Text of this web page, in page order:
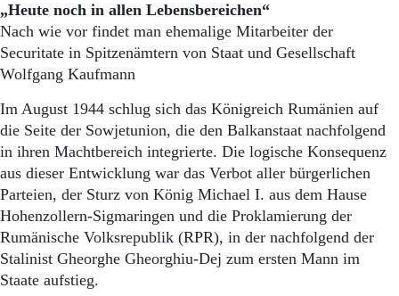
Start
Wer wir sind
Aktuelle Ausgabe
Abonnenten-Login
Gesellschaft
Leben
Geschichte
Berlin-Brandenburg
Schlesien
Danzig und Westpreußen
Bücher
„Heute noch in allen Lebensbereichen“
Nach wie vor findet man ehemalige Mitarbeiter der
Securitate in Spitzenämtern von Staat und Gesellschaft
Wolfgang Kaufmann
Im August 1944 schlug sich das Königreich Rumänien auf
die Seite der Sowjetunion, die den Balkanstaat nachfolgend
in ihren Machtbereich integrierte. Die logische Konsequenz
aus dieser Entwicklung war das Verbot aller bürgerlichen
Parteien, der Sturz von König Michael I. aus dem Hause
Hohenzollern-Sigmaringen und die Proklamierung der
Rumänische Volksrepublik (RPR), in der nachfolgend der
Stalinist Gheorghe Gheorghiu-Dej zum ersten Mann im
Staate aufstieg.